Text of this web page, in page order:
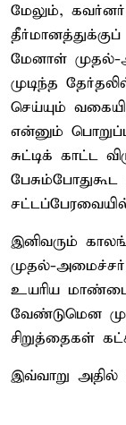
மேலும், கவர்னர்
மேனாள் முதல்-
முடிந்த
செய்யும்
என்னும்
சுட்டிக் காட்ட
இனிவரும்
முதல்-அமைச்சர்
உயரிய
வேண்டுமென
சிறுத்தைகள்
இவ்வாறு அதில்